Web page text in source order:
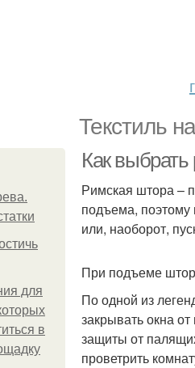
Текстиль
для
в
Как
Римская штора –
подъема, поэтому
или, наоборот,
При подъеме
По одной из
закрывать окна
защиты от
проветрить